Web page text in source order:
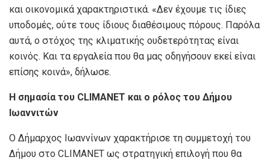
και οικονομικά χαρακτηριστικά. «Δεν έχουμε τις ίδιες
υποδομές, ούτε τους ίδιους διαθέσιμους πόρους. Παρόλα
αυτά, ο στόχος της κλιματικής ουδετερότητας είναι
κοινός. Και τα εργαλεία που θα μας οδηγήσουν εκεί είναι
επίσης κοινά», δήλωσε.
Η σημασία του CLIMANET και ο ρόλος του Δήμου
Ιωαννιτών
Ο Δήμαρχος Ιωαννίνων χαρακτήρισε τη συμμετοχή του
Δήμου στο CLIMANET ως στρατηγική επιλογή που θα